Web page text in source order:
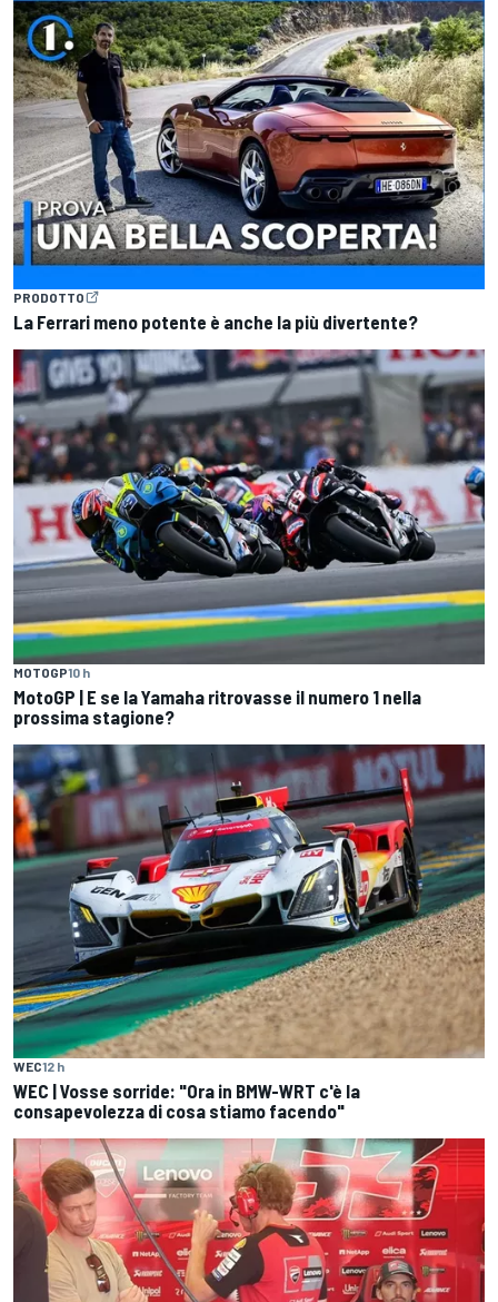
PRODOTTO
La Ferrari meno potente è anche la più divertente?
MOTOGP10 h
MotoGP | E se la Yamaha ritrovasse il numero 1 nella
prossima stagione?
WEC12 h
WEC | Vosse sorride: "Ora in BMW-WRT c'è la
consapevolezza di cosa stiamo facendo"